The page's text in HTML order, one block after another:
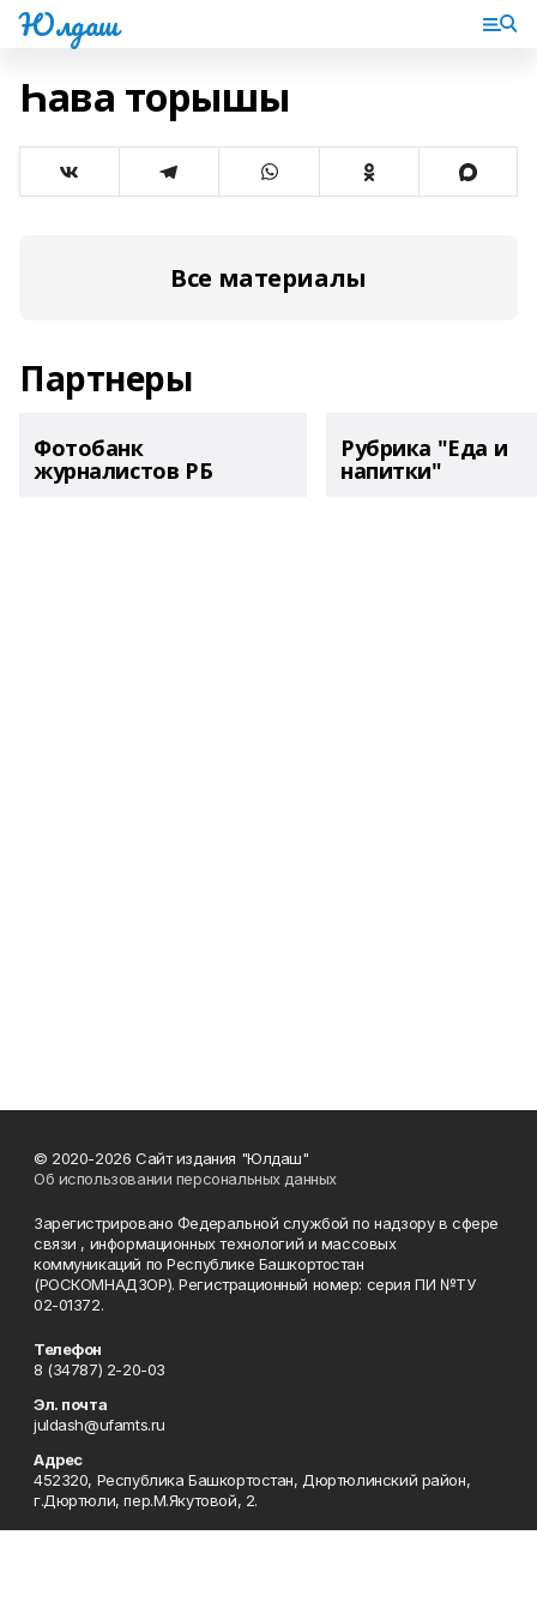
Юлдаш
Һава торышы
Все материалы
Партнеры
Фотобанк
журналистов РБ
Рубрика "Еда и
напитки"
© 2020-2026 Сайт издания "Юлдаш"
Об использовании персональных данных
Зарегистрировано Федеральной службой по надзору в сфере
связи , информационных технологий и массовых
коммуникаций по Республике Башкортостан
(РОСКОМНАДЗОР). Регистрационный номер: серия ПИ №ТУ
02-01372.
Телефон
8 (34787) 2-20-03
Эл. почта
juldash@ufamts.ru
Адрес
452320, Республика Башкортостан, Дюртюлинский район,
г.Дюртюли, пер.М.Якутовой, 2.
Рекламная служба